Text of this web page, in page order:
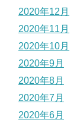
2020年12月
2020年11月
2020年10月
2020年9月
2020年8月
2020年7月
2020年6月